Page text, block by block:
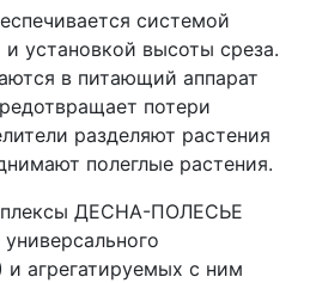
системой
установкой высоты среза.
в питающий аппарат
потери
разделяют растения
полеглые растения.
ДЕСНА-ПОЛЕСЬЕ
и агрегатируемых с ним